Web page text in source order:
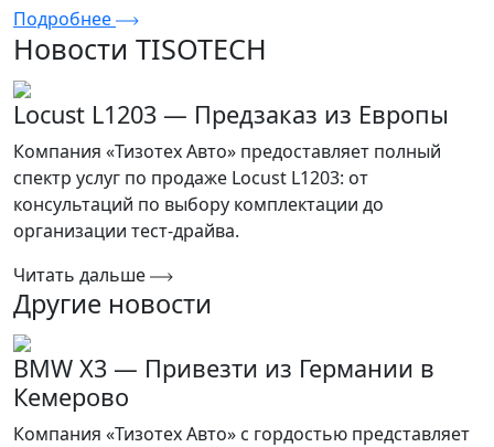
Подробнее
Новости TISOTECH
Locust L1203 — Предзаказ из Европы
Компания «Тизотех Авто» предоставляет полный
спектр услуг по продаже Locust L1203: от
консультаций по выбору комплектации до
организации тест-драйва.
Читать дальше
Другие новости
BMW X3 — Привезти из Германии в
Кемерово
Компания «Тизотех Авто» с гордостью представляет